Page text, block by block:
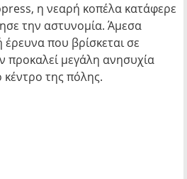
η νεαρή κοπέλα κατάφερε
την αστυνομία. Άμεσα
έρευνα που βρίσκεται σε
προκαλεί μεγάλη ανησυχία
της πόλης.